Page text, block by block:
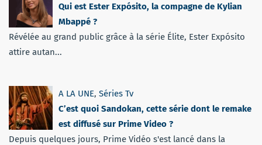
Qui est Ester Expósito, la compagne de Kylian
Mbappé ?
Révélée au grand public grâce à la série Élite, Ester Expósito
attire autan...
A LA UNE, Séries Tv
C’est quoi Sandokan, cette série dont le remake
est diffusé sur Prime Video ?
Depuis quelques jours, Prime Vidéo s'est lancé dans la